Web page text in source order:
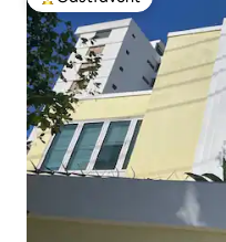
Populär gästfavorit